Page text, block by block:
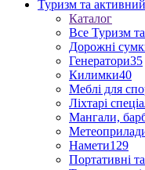
Туризм та
Каталог
Все Туризм
Дорожні
Генератори35
Килимки40
Меблі для
Ліхтарі
Мангали,
Намети129
Портативні